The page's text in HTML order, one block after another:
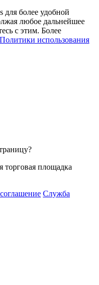
для более удобной
любое дальнейшее
с этим. Более
Политики использования
торговая площадка
Служба